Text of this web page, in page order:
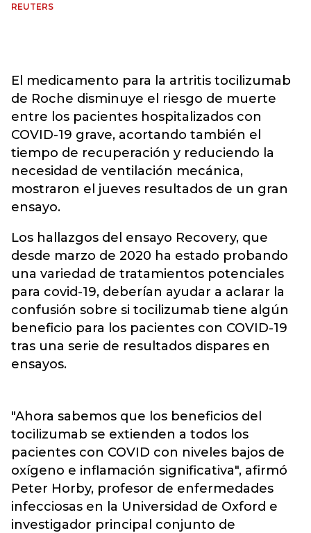
REUTERS
El medicamento para la artritis tocilizumab
de Roche disminuye el riesgo de muerte
entre los pacientes hospitalizados con
COVID-19 grave, acortando también el
tiempo de recuperación y reduciendo la
necesidad de ventilación mecánica,
mostraron el jueves resultados de un gran
ensayo.
Los hallazgos del ensayo Recovery, que
desde marzo de 2020 ha estado probando
una variedad de tratamientos potenciales
para covid-19, deberían ayudar a aclarar la
confusión sobre si tocilizumab tiene algún
beneficio para los pacientes con COVID-19
tras una serie de resultados dispares en
ensayos.
"Ahora sabemos que los beneficios del
tocilizumab se extienden a todos los
pacientes con COVID con niveles bajos de
oxígeno e inflamación significativa", afirmó
Peter Horby, profesor de enfermedades
infecciosas en la Universidad de Oxford e
investigador principal conjunto de